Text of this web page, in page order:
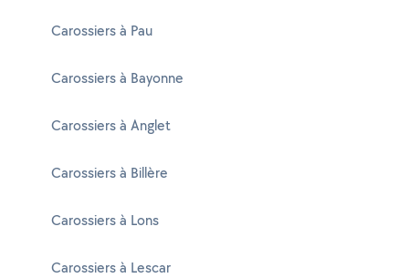
Carossiers à Pau
Carossiers à Bayonne
Carossiers à Anglet
Carossiers à Billère
Carossiers à Lons
Carossiers à Lescar